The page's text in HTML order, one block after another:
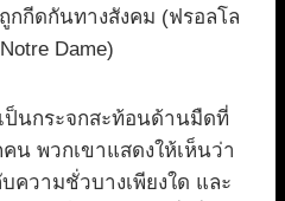
กกีดกันทางสังคม (ฟรอลโล
Dame)
ป็นกระจกสะท้อนด้านมืดที่
น พวกเขาแสดงให้เห็นว่า
ความชั่วบางเพียงใด และ